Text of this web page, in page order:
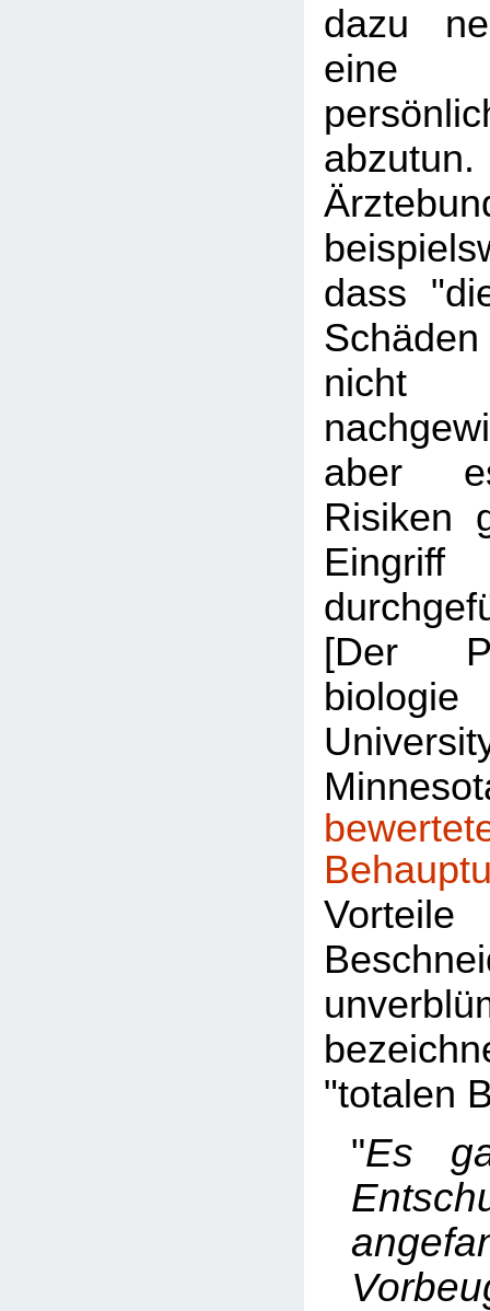
dazu
eine
dass
nicht
aber
Risiken
Eingriff
[Der
"totalen
"Es